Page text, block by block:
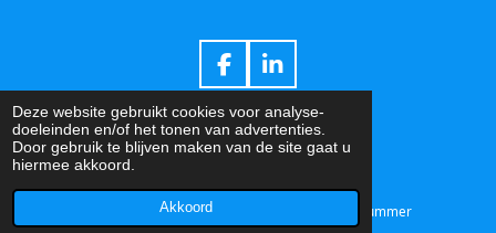
Deze website gebruikt cookies voor analyse-
doeleinden en/of het tonen van advertenties.
Door gebruik te blijven maken van de site gaat u
hiermee akkoord.
Akkoord
F
a
c
e
o
L
i
n
k
d
Telefoonnummer